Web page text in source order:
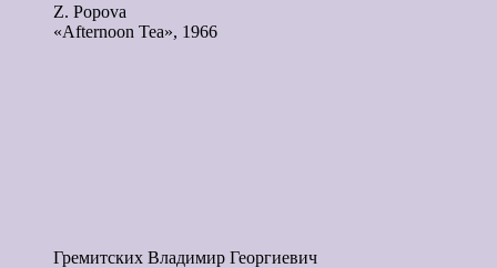
Z. Popova
«Afternoon Tea», 1966
Гремитских Владимир Георгиевич